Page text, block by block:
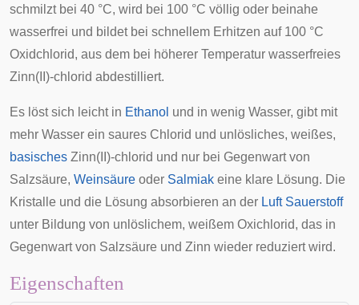
schmilzt bei 40 °C, wird bei 100 °C völlig oder beinahe
wasserfrei und bildet bei schnellem Erhitzen auf 100 °C
Oxidchlorid, aus dem bei höherer Temperatur wasserfreies
Zinn(II)-chlorid abdestilliert.
Es löst sich leicht in Ethanol und in wenig Wasser, gibt mit
mehr Wasser ein saures Chlorid und unlösliches, weißes,
basisches Zinn(II)-chlorid und nur bei Gegenwart von
Salzsäure, Weinsäure oder Salmiak eine klare Lösung. Die
Kristalle und die Lösung absorbieren an der Luft Sauerstoff
unter Bildung von unlöslichem, weißem Oxichlorid, das in
Gegenwart von Salzsäure und Zinn wieder reduziert wird.
Eigenschaften